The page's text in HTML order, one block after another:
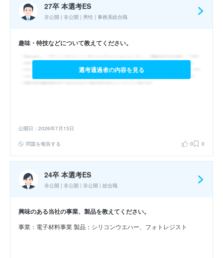
27卒 本選考ES
非公開 | 非公開 | 男性 | 事務系総合職
趣味・特技などについて教えてください。
選考通過者の内容を見る
公開日：2026年7月13日
問題を報告する 0 0
24卒 本選考ES
非公開 | 非公開 | 非公開 | 総合職
興味のある当社の事業、製品を教えてください。
事業：電子材料事業 製品：シリコンウエハー、フォトレジスト